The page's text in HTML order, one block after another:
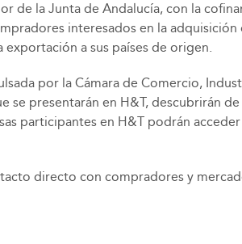
de la Junta de Andalucía, con la
interesados en la
a sus países de origen.
por la Cámara de Comercio,
se presentarán en H&T, descubrirán
participantes en H&T podrán
directo con compradores y